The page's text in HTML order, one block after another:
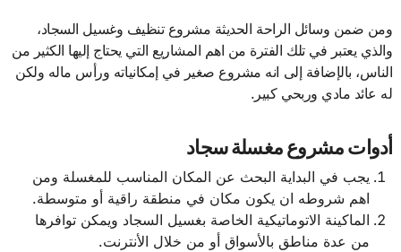
ومن ضمن وسائل الراحة الحديثة مشروع تنظيف وغسيل السجاد،
والذي يعتبر في تلك الفترة من اهم المشاريع التي يحتاج إليها الكثير من
الناس، بالإضافة إلى انه مشروع صغير في إمكانياته ورأس ماله ولكن
له عائد مادي وربحي كبير.
أدوات مشروع مغسلة سجاد
يجب في البداية البحث عن المكان المناسب للمغسلة ومن
اهم شروطه ان يكون مكان في منطقة راقية أو متوسطة.
الماكينة الاتوماتيكية الخاصة بغسيل السجاد ويمكن توافرها
من عدة مناطق بالأسواق أو من خلال الأنترنت.